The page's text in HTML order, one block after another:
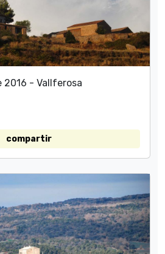
2016 - Vallferosa
compartir